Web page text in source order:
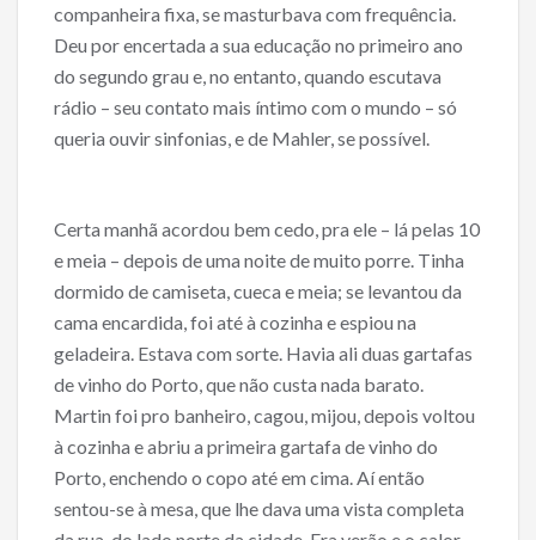
companheira fixa, se masturbava com frequência.
Deu por encertada a sua educação no primeiro ano
do segundo grau e, no entanto, quando escutava
rádio – seu contato mais íntimo com o mundo – só
queria ouvir sinfonias, e de Mahler, se possível.
Certa manhã acordou bem cedo, pra ele – lá pelas 10
e meia – depois de uma noite de muito porre. Tinha
dormido de camiseta, cueca e meia; se levantou da
cama encardida, foi até à cozinha e espiou na
geladeira. Estava com sorte. Havia ali duas gartafas
de vinho do Porto, que não custa nada barato.
Martin foi pro banheiro, cagou, mijou, depois voltou
à cozinha e abriu a primeira gartafa de vinho do
Porto, enchendo o copo até em cima. Aí então
sentou-se à mesa, que lhe dava uma vista completa